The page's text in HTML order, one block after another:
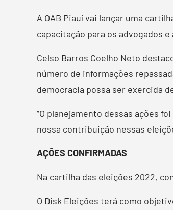
A OAB Piauí vai lançar uma
capacitação para os advogados
Celso Barros Coelho Neto
número de informações
democracia possa ser exercida
“O planejamento dessas ações
nossa contribuição nessas
AÇÕES CONFIRMADAS
Na cartilha das eleições 2022,
O Disk Eleições terá como